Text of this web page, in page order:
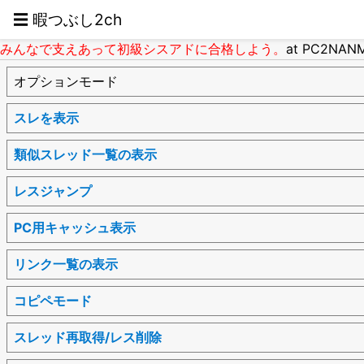
☰ 暇つぶし2ch
みんなで支えあって初級シスアドに合格しよう。 at
オプションモード
スレを表示
類似スレッド一覧の表示
レスジャンプ
PC用キャッシュ表示
リンク一覧の表示
コピペモード
スレッド再取得/レス削除